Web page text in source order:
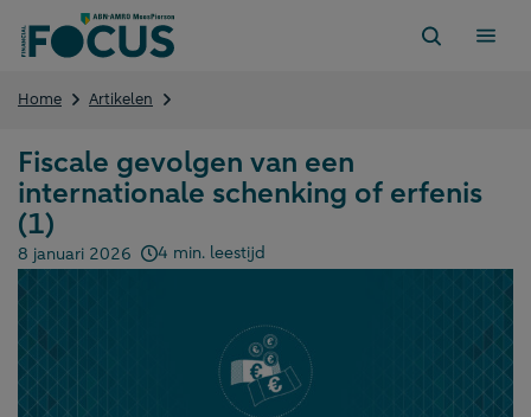
naar
Home Artikelen
een
internationale
erfenis
Fiscale gevolgen van een
internationale schenking of erfenis
(1)
Gepubliceerd op:
8 januari 2026 4 min. leestijd